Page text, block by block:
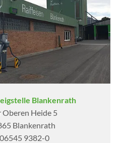
Blankenrath
Oberen Heide 5
Blankenrath
9382-0